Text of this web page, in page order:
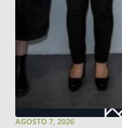
AGOSTO 7, 2026